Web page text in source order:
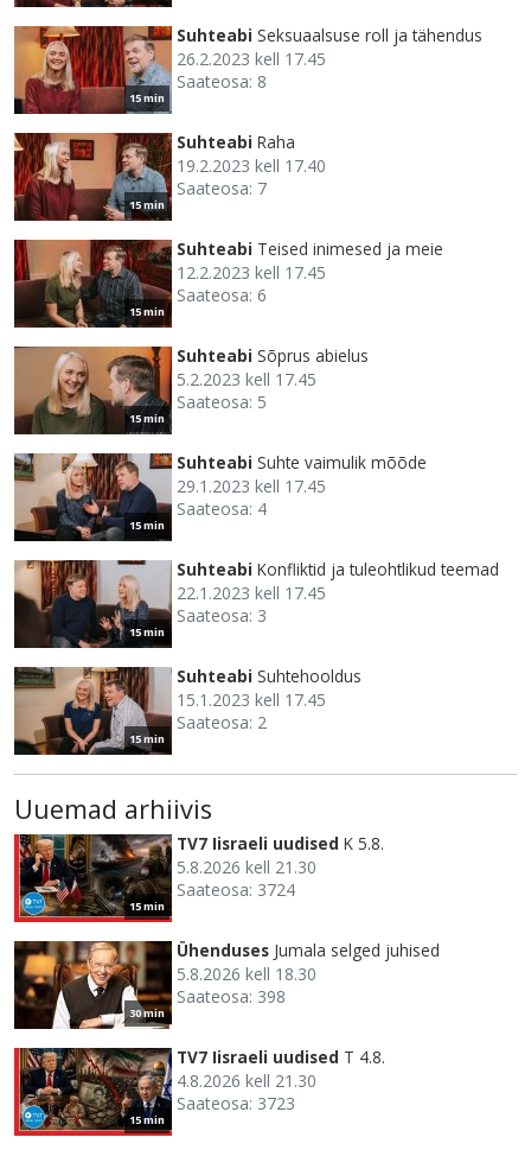
15 min
Suhteabi Seksuaalsuse roll ja tähendus
26.2.2023 kell 17.45
Saateosa: 8
15 min
Suhteabi Raha
19.2.2023 kell 17.40
Saateosa: 7
15 min
Suhteabi Teised inimesed ja meie
12.2.2023 kell 17.45
Saateosa: 6
15 min
Suhteabi Sõprus abielus
5.2.2023 kell 17.45
Saateosa: 5
15 min
Suhteabi Suhte vaimulik mõõde
29.1.2023 kell 17.45
Saateosa: 4
15 min
Suhteabi Konfliktid ja tuleohtlikud teemad
22.1.2023 kell 17.45
Saateosa: 3
15 min
Suhteabi Suhtehooldus
15.1.2023 kell 17.45
Saateosa: 2
Uuemad arhiivis
15 min
TV7 Iisraeli uudised K 5.8.
5.8.2026 kell 21.30
Saateosa: 3724
30 min
Ühenduses Jumala selged juhised
5.8.2026 kell 18.30
Saateosa: 398
15 min
TV7 Iisraeli uudised T 4.8.
4.8.2026 kell 21.30
Saateosa: 3723